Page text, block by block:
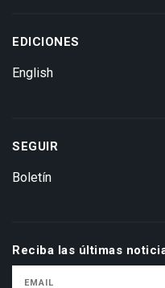
EDICIONES
English
SEGUIR
Boletín
Reciba las últimas